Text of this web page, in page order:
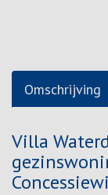
Omschrijving
Villa